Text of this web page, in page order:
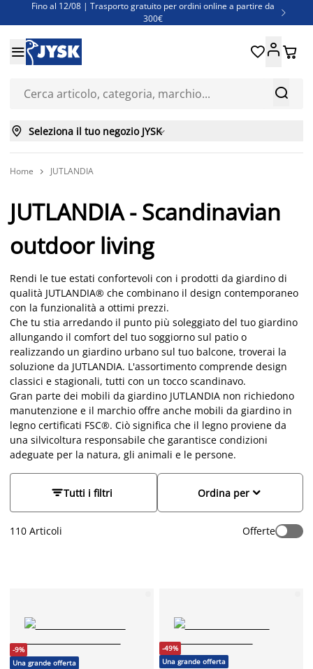
Fino al 12/08 | Trasporto gratuito per ordini online a partire da
300€

Super offerte d'estate | Oltre 1.500 articoli fino al 70%
Finanziamenti - Scegli il piano di rimborso più adatto a te


 
 Seleziona il tuo negozio JYSK
Home  JUTLANDIA
JUTLANDIA - Scandinavian
outdoor living
Rendi le tue estati confortevoli con i prodotti da giardino di
qualità JUTLANDIA® che combinano il design contemporaneo
con la funzionalità a ottimi prezzi.
Che tu stia arredando il punto più soleggiato del tuo giardino
allungando il comfort del tuo soggiorno sul patio o
realizzando un giardino urbano sul tuo balcone, troverai la
soluzione da JUTLANDIA. L'assortimento comprende design
classici e stagionali, tutti con un tocco scandinavo.
Gran parte dei mobili da giardino JUTLANDIA non richiedono
manutenzione e il marchio offre anche mobili da giardino in
legno certificati FSC®. Ciò significa che il legno proviene da
una silvicoltura responsabile che garantisce condizioni
adeguate per la natura, gli animali e le persone.
Tutti i filtri 
Ordina per
110 Articoli Offerte
-9%
Una grande offerta
-49%
Una grande offerta